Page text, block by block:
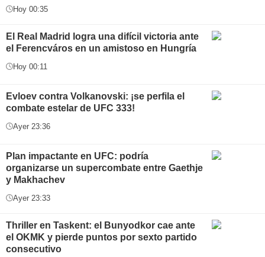
Hoy 00:35
El Real Madrid logra una difícil victoria ante
el Ferencváros en un amistoso en Hungría
Hoy 00:11
Evloev contra Volkanovski: ¡se perfila el
combate estelar de UFC 333!
Ayer 23:36
Plan impactante en UFC: podría
organizarse un supercombate entre Gaethje
y Makhachev
Ayer 23:33
Thriller en Taskent: el Bunyodkor cae ante
el OKMK y pierde puntos por sexto partido
consecutivo